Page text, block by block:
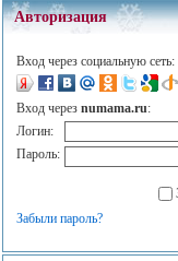
Авторизация
Вход через социальную сеть:
Вход через numama.ru:
Логин:
Пароль:
Забыли пароль?